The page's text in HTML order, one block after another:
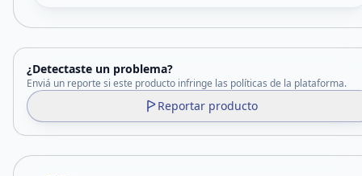
¿Detectaste un problema?
Enviá un reporte si este producto infringe las políticas de la plataforma.
Reportar producto